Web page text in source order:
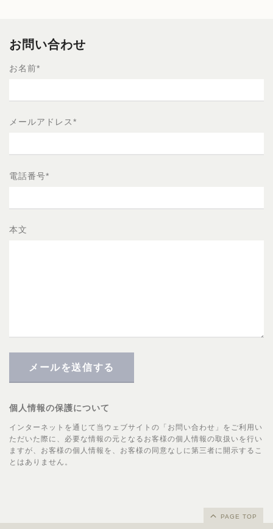
お問い合わせ
お名前*
メールアドレス*
電話番号*
本文
メールを送信する
個人情報の保護について
インターネットを通じて当ウェブサイトの「お問い合わせ」をご利用い
ただいた際に、必要な情報の元となるお客様の個人情報の取扱いを行い
ますが、お客様の個人情報を、お客様の同意なしに第三者に開示するこ
とはありません。
PAGE TOP